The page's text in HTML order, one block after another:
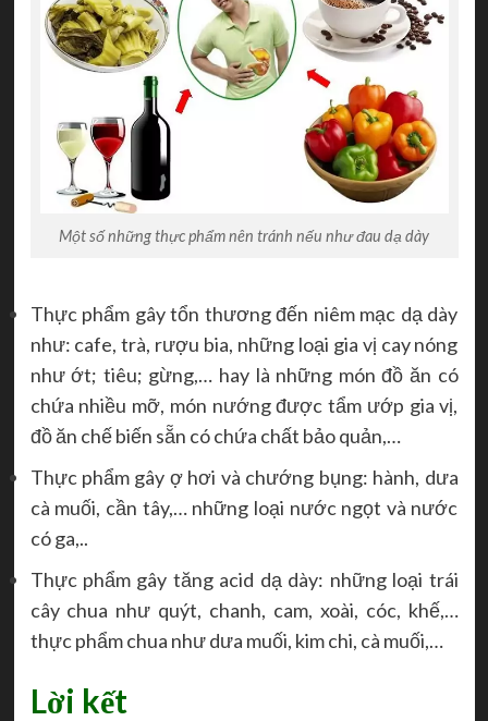
Một số những thực phẩm nên tránh nếu như đau dạ dày
Thực phẩm gây tổn thương đến niêm mạc dạ dày
như: cafe, trà, rượu bia, những loại gia vị cay nóng
như ớt; tiêu; gừng,… hay là những món đồ ăn có
chứa nhiều mỡ, món nướng được tẩm ướp gia vị,
đồ ăn chế biến sẵn có chứa chất bảo quản,…
Thực phẩm gây ợ hơi và chướng bụng: hành, dưa
cà muối, cần tây,… những loại nước ngọt và nước
có ga,..
Thực phẩm gây tăng acid dạ dày: những loại trái
cây chua như quýt, chanh, cam, xoài, cóc, khế,…
thực phẩm chua như dưa muối, kim chi, cà muối,…
Lời kết